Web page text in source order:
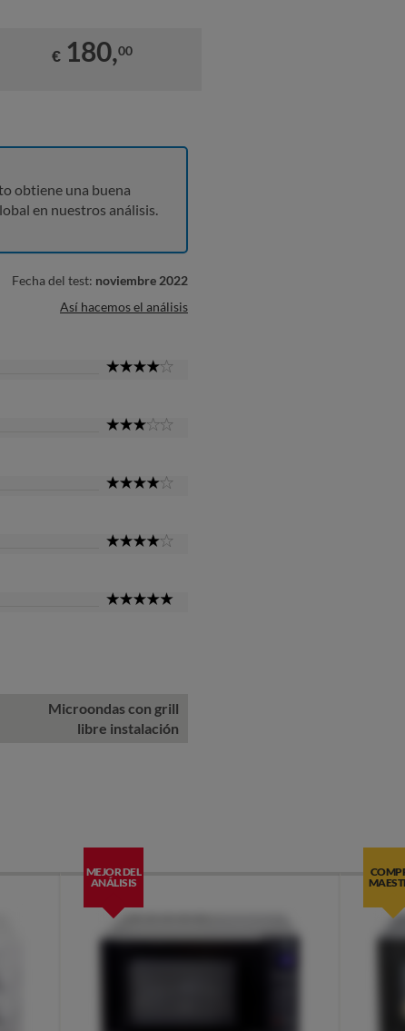
€ 180,00
obtiene una buena
en nuestros análisis.
Fecha del test: noviembre 2022
Así hacemos el análisis
Microondas con grill
libre instalación
MEJOR DEL
ANÁLISIS